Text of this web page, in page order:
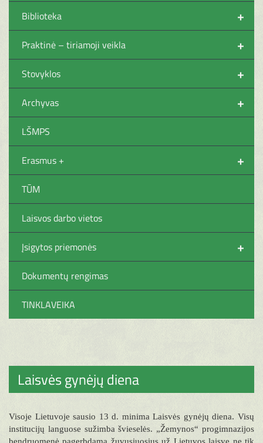
+
Biblioteka
+
Praktinė – tiriamoji veikla
+
Stovyklos
+
Archyvas
LŠMPS
+
Erasmus +
TŪM
Laisvos darbo vietos
+
Įsigytos priemonės
Dokumentų rengimas
TINKLAVEIKA
Laisvės gynėjų diena
Visoje Lietuvoje sausio 13 d. minima Laisvės gynėjų diena. Visų
institucijų languose sužimba švieselės. „Žemynos“ progimnazijos